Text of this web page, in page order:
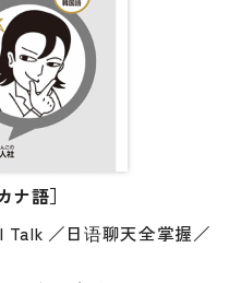
しよう！」で聞き、「練
ことができます。
89358-880-7）と同じ内
ださい。
語］
Talk ／日语聊天全掌握／